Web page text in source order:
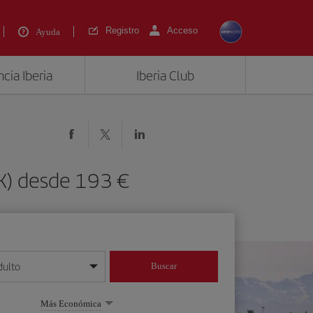
Ayuda Registro Acceso
Iberia Iberia Club
desde 193 €
mes/año
Buscar
Más Económica